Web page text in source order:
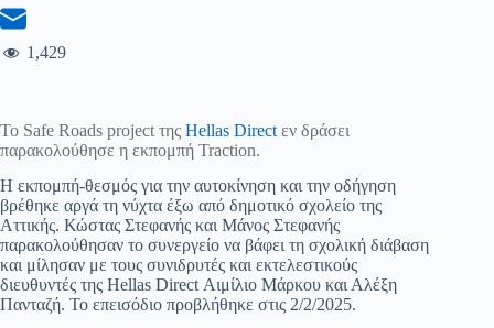
1,429
Το Safe Roads project της Hellas Direct εν δράσει
παρακολούθησε η εκπομπή Traction.
Η εκπομπή-θεσμός για την αυτοκίνηση και την οδήγηση
βρέθηκε αργά τη νύχτα έξω από δημοτικό σχολείο της
Αττικής. Κώστας Στεφανής και Μάνος Στεφανής
παρακολούθησαν το συνεργείο να βάφει τη σχολική διάβαση
και μίλησαν με τους συνιδρυτές και εκτελεστικούς
διευθυντές της Hellas Direct Αιμίλιο Μάρκου και Αλέξη
Πανταζή. Το επεισόδιο προβλήθηκε στις 2/2/2025.